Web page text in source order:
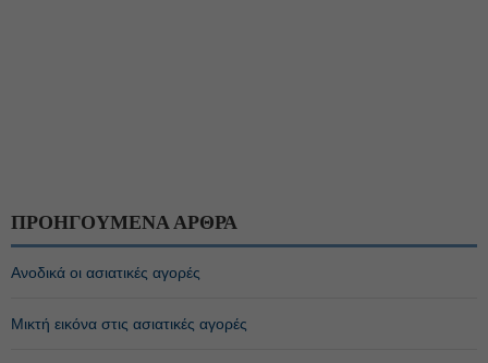
ΠΡΟΗΓΟΥΜΕΝΑ ΑΡΘΡΑ
Ανοδικά οι ασιατικές αγορές
Μικτή εικόνα στις ασιατικές αγορές